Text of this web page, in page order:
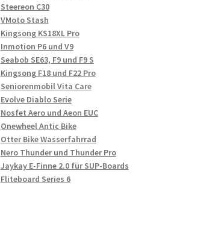
Steereon C30
VMoto Stash
Kingsong KS18XL Pro
Inmotion P6 und V9
Seabob SE63, F9 und F9 S
Kingsong F18 und F22 Pro
Seniorenmobil Vita Care
Evolve Diablo Serie
Nosfet Aero und Aeon EUC
Onewheel Antic Bike
Otter Bike Wasserfahrrad
Nero Thunder und Thunder Pro
Jaykay E-Finne 2.0 für SUP-Boards
Fliteboard Series 6